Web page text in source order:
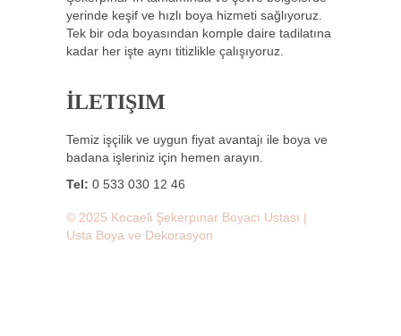
yerinde keşif ve hızlı boya hizmeti sağlıyoruz.
Tek bir oda boyasından komple daire tadilatına
kadar her işte aynı titizlikle çalışıyoruz.
İLETIŞIM
Temiz işçilik ve uygun fiyat avantajı ile boya ve
badana işleriniz için hemen arayın.
Tel: 0 533 030 12 46
© 2025 Kocaeli Şekerpınar Boyacı Ustası |
Usta Boya ve Dekorasyon